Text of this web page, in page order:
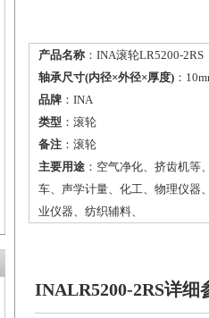
产品名称 ：INA滚轮LR5200-2RS
轴承尺寸(内径×外径×厚度) ：
品牌 ： INA
类型 ： 滚轮
备注 ：滚轮
主要用途 ：空气净化、挤齿机等
车、声学计量、化工、物理仪器
业仪器、纺织辅料、
INALR5200-2RS详细